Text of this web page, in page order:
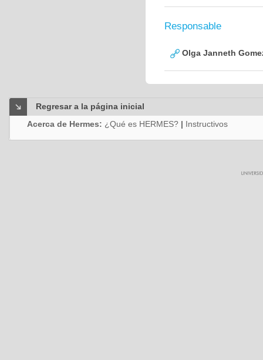
Responsable
Olga Janneth
Regresar a la página inicial
Acerca de Hermes: ¿Qué es HERMES? | Instructivos